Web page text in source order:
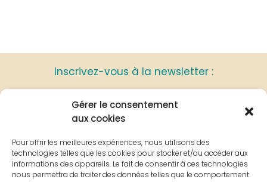
Gérer le consentement
aux cookies
Pour offrir les meilleures expériences, nous utilisons des
technologies telles que les cookies pour stocker et/ou accéder aux
informations des appareils. Le fait de consentir à ces technologies
nous permettra de traiter des données telles que le comportement
Inscrivez-vous à la newsletter :